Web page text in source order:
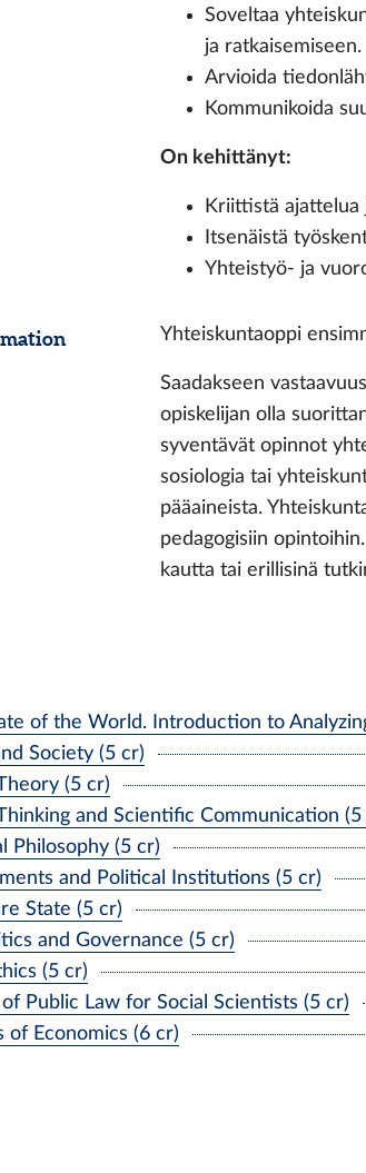
Soveltaa
ja ratkaisemiseen.
Arvioida
Kommunikoida
On kehittänyt:
Kriittistä ajattelua
Itsenäistä
Yhteistyö- ja
Yhteiskuntaoppi
Saadakseen
opiskelijan olla
syventävät opinnot
sosiologia tai
pääaineista.
pedagogisiin
kautta tai erillisinä
of the World. Introduction to
Society (5 cr)
(5 cr)
and Scientific Communication (5
Philosophy (5 cr)
and Political Institutions (5 cr)
State (5 cr)
and Governance (5 cr)
(5 cr)
Public Law for Social Scientists (5 cr)
of Economics (6 cr)